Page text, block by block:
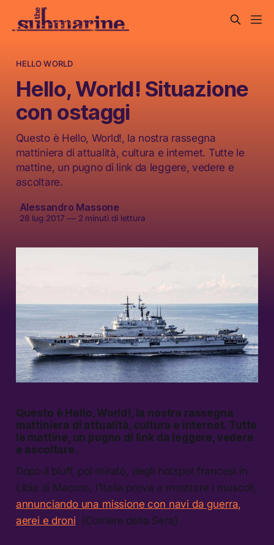
HELLO WORLD
Hello, World! Situazione
con ostaggi
Questo è Hello, World!, la nostra rassegna
mattiniera di attualità, cultura e internet. Tutte le
mattine, un pugno di link da leggere, vedere e
ascoltare.
Alessandro Massone
28 lug 2017 —2 minuti di lettura
Questo è Hello, World!, la nostra rassegna
mattiniera di attualità, cultura e internet. Tutte
le mattine, un pugno di link da leggere, vedere
e ascoltare.
Dopo il bluff, poi ritirato, degli hotspot francesi in
Libia di Macron, l’Italia prova a mostrare i muscoli,
annunciando una missione con navi da guerra,
aerei e droni. (Corriere della Sera)